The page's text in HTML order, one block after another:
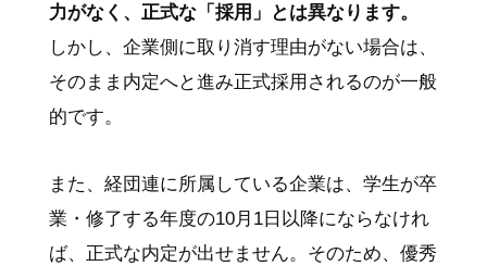
力がなく、正式な「採用」とは異なります。
しかし、企業側に取り消す理由がない場合は、
そのまま内定へと進み正式採用されるのが一般
的です。
また、経団連に所属している企業は、学生が卒
業・修了する年度の10月1日以降にならなけれ
ば、正式な内定が出せません。そのため、優秀